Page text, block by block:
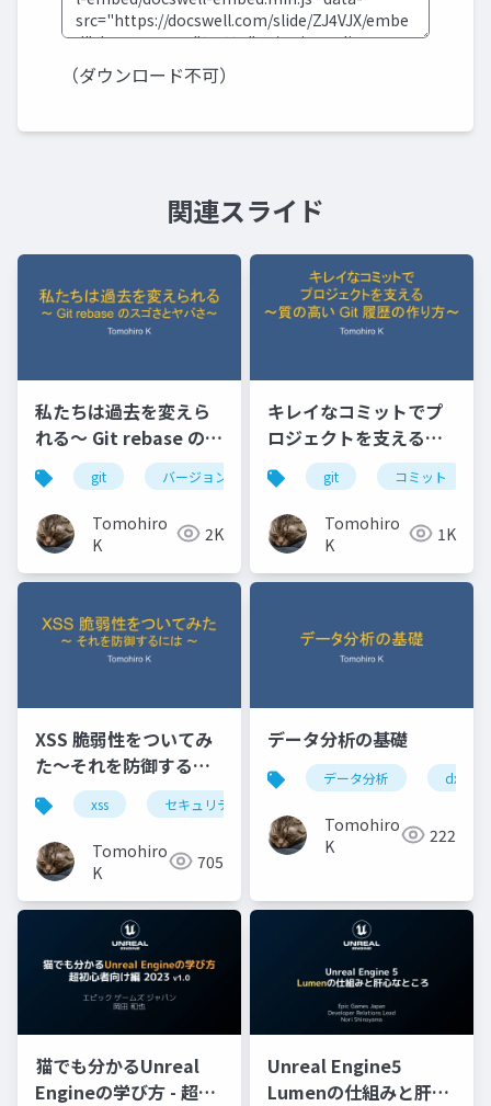
（ダウンロード不可）
関連スライド
私たちは過去を変えら
れる〜 Git rebase のス
ゴさとヤバさ〜
git バージョン管理
Tomohiro
K
2K
キレイなコミットでプ
ロジェクトを支える～
質の高いGit履歴の作り
方～
git コミット
Tomohiro
K
1K
XSS 脆弱性をついてみ
た〜それを防御するに
は〜
xss セキュリティ
Tomohiro
K
705
データ分析の基礎
データ分析 dx
Tomohiro
K
222
猫でも分かるUnreal
Engineの学び方 - 超初
Unreal Engine5
Lumenの仕組みと肝心